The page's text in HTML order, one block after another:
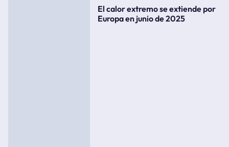
El calor extremo se extiende por
Europa en junio de 2025